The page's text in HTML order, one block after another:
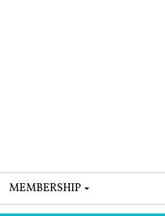
MEMBERSHIP